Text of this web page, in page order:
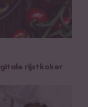
rijstkoker